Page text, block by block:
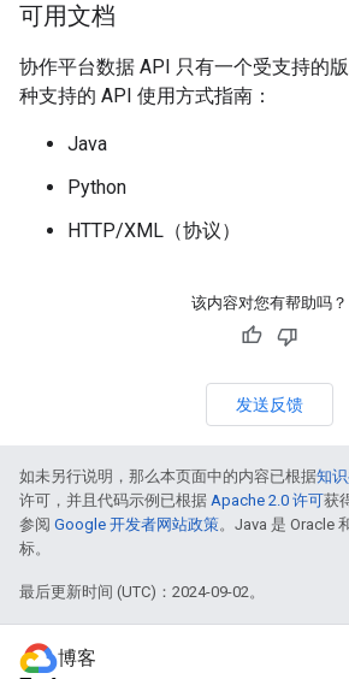
可用文档
协作平台数据 API 只有一个受支持的
种支持的 API 使用方式指南：
Java
Python
HTTP/XML（协议）
该内容对您有帮助吗？
发送反馈
如未另行说明，那么本页面中的内容已根据知
许可，并且代码示例已根据 Apache 2.0 许可获
参阅 Google 开发者网站政策。Java 是 Oracle
标。
最后更新时间 (UTC)：2024-09-02。
博客